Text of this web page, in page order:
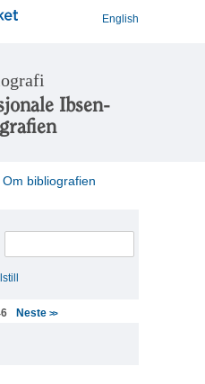
English
Ibsen-
Om bibliografien
Neste>>